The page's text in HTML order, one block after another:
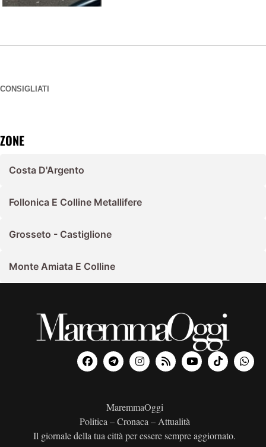
CONSIGLIATI
ZONE
Costa D'Argento
Follonica E Colline Metallifere
Grosseto - Castiglione
Monte Amiata E Colline
MaremmaOggi
Politica – Cronaca – Attualità
Il giornale della tua città per essere sempre aggiornato.